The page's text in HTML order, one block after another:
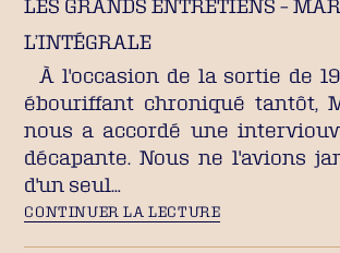
LES GRANDS ENTRETIENS –
L’INTÉGRALE
À l'occasion de la sortie de
ébouriffant chroniqué tantôt,
nous a accordé une
décapante. Nous ne l'avions
d'un seul…
CONTINUER LA LECTURE